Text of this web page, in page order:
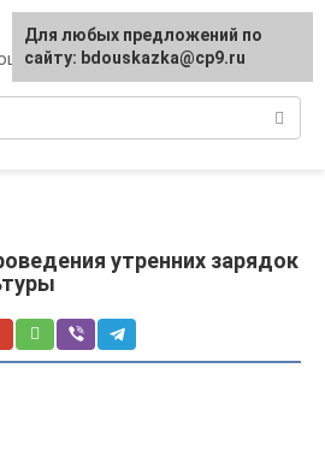
утренних зарядок
Для любых предложений по
сайту: bdouskazka@cp9.ru